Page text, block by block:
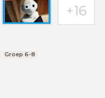
Groep 6-8